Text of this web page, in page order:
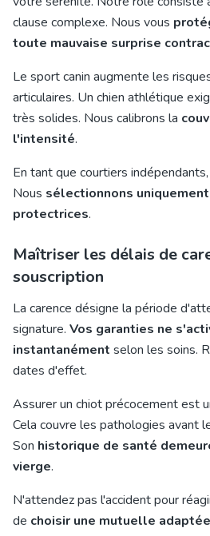
clause complexe. Nous vous
toute mauvaise surprise
Le sport canin augmente les
articulaires. Un chien athlétique
très solides. Nous calibrons la
l'intensité.
En tant que courtiers
Nous sélectionnons
protectrices.
Maîtriser les délais de
souscription
La carence désigne la période
signature. Vos garanties ne
instantanément selon les soins.
dates d'effet.
Assurer un chiot précocement est
Cela couvre les pathologies avant
Son historique de santé
vierge.
N'attendez pas l'accident pour
de choisir une mutuelle adaptée